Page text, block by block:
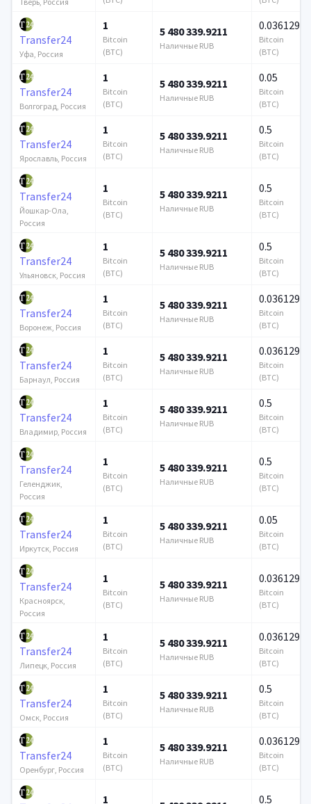
Transfer24
Уфа, Россия
1
Bitcoin
(BTC)
5 480 339.9211
Наличные RUB
0.036129
Bitcoin
(BTC)
Transfer24
Волгоград, Россия
1
Bitcoin
(BTC)
5 480 339.9211
Наличные RUB
0.05
Bitcoin
(BTC)
Transfer24
Ярославль, Россия
1
Bitcoin
(BTC)
5 480 339.9211
Наличные RUB
0.5
Bitcoin
(BTC)
Transfer24
Йошкар-Ола,
Россия
1
Bitcoin
(BTC)
5 480 339.9211
Наличные RUB
0.5
Bitcoin
(BTC)
Transfer24
Ульяновск, Россия
1
Bitcoin
(BTC)
5 480 339.9211
Наличные RUB
0.5
Bitcoin
(BTC)
Transfer24
Воронеж, Россия
1
Bitcoin
(BTC)
5 480 339.9211
Наличные RUB
0.036129
Bitcoin
(BTC)
Transfer24
Барнаул, Россия
1
Bitcoin
(BTC)
5 480 339.9211
Наличные RUB
0.036129
Bitcoin
(BTC)
Transfer24
Владимир, Россия
1
Bitcoin
(BTC)
5 480 339.9211
Наличные RUB
0.5
Bitcoin
(BTC)
Transfer24
Геленджик,
Россия
1
Bitcoin
(BTC)
5 480 339.9211
Наличные RUB
0.5
Bitcoin
(BTC)
Transfer24
Иркутск, Россия
1
Bitcoin
(BTC)
5 480 339.9211
Наличные RUB
0.05
Bitcoin
(BTC)
Transfer24
Красноярск,
Россия
1
Bitcoin
(BTC)
5 480 339.9211
Наличные RUB
0.036129
Bitcoin
(BTC)
Transfer24
Липецк, Россия
1
Bitcoin
(BTC)
5 480 339.9211
Наличные RUB
0.036129
Bitcoin
(BTC)
Transfer24
Омск, Россия
1
Bitcoin
(BTC)
5 480 339.9211
Наличные RUB
0.5
Bitcoin
(BTC)
Transfer24
Оренбург, Россия
1
Bitcoin
(BTC)
5 480 339.9211
Наличные RUB
0.036129
Bitcoin
(BTC)
1 0.5